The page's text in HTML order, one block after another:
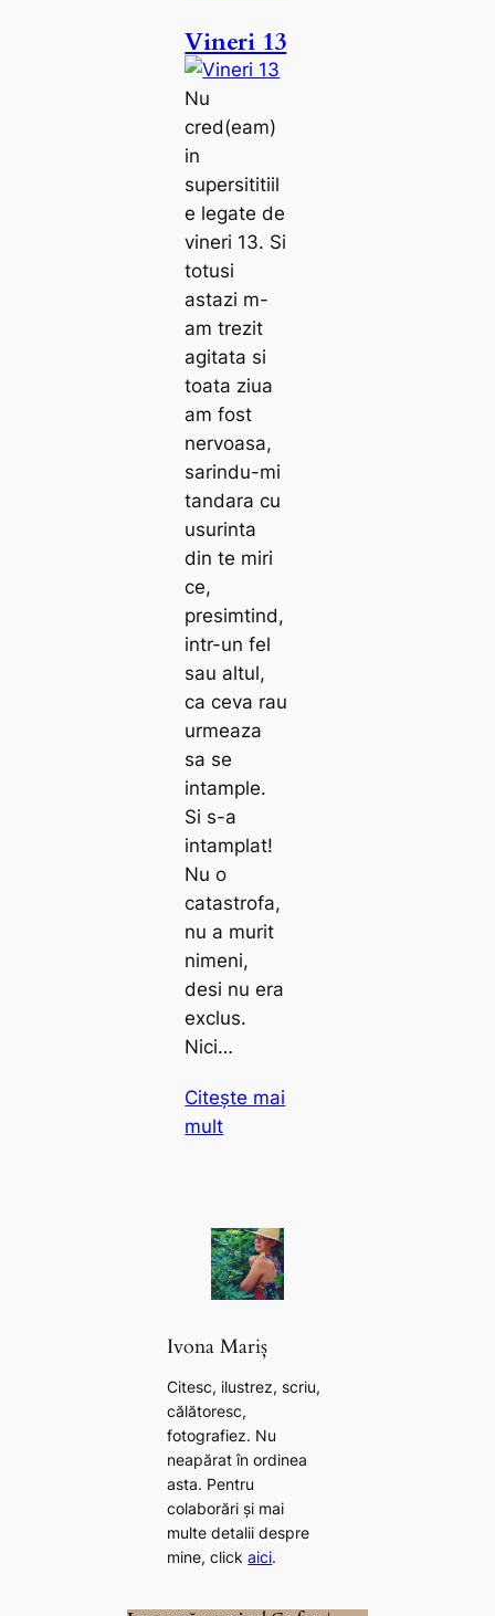
Vineri 13
Nu
cred(eam)
in
supersititiil
e legate de
vineri 13. Si
totusi
astazi m-
am trezit
agitata si
toata ziua
am fost
nervoasa,
sarindu-mi
tandara cu
usurinta
din te miri
ce,
presimtind,
intr-un fel
sau altul,
ca ceva rau
urmeaza
sa se
intample.
Si s-a
intamplat!
Nu o
catastrofa,
nu a murit
nimeni,
desi nu era
exclus.
Nici…
Citește mai
mult
Ivona Mariș
Citesc, ilustrez, scriu,
călătoresc,
fotografiez. Nu
neapărat în ordinea
asta. Pentru
colaborări și mai
multe detalii despre
mine, clickaici.